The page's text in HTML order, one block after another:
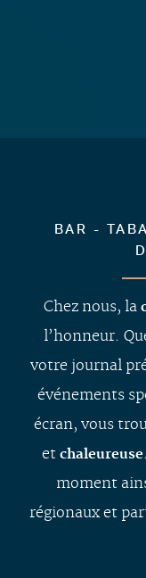
BAR -
Chez nous, la
l’honneur.
votre journal
événements
écran, vous
et chaleureuse
moment
régionaux et